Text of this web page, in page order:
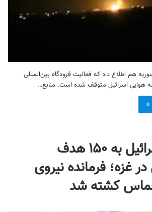
هم اطلاع داد که فعالیت فرودگاه بین‌المللی
هوایی اسرائیل متوقف شده است. منابع…
»
حمله اسرائیل به ۱۵۰ هدف
غزه؛ فرمانده نیروی
کشته شد